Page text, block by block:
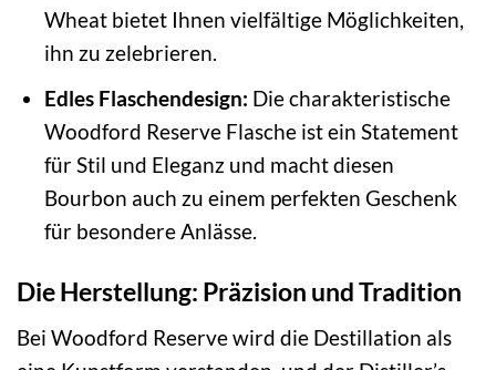
Wheat bietet Ihnen vielfältige Möglichkeiten,
ihn zu zelebrieren.
Edles Flaschendesign: Die charakteristische
Woodford Reserve Flasche ist ein Statement
für Stil und Eleganz und macht diesen
Bourbon auch zu einem perfekten Geschenk
für besondere Anlässe.
Die Herstellung: Präzision und Tradition
Bei Woodford Reserve wird die Destillation als